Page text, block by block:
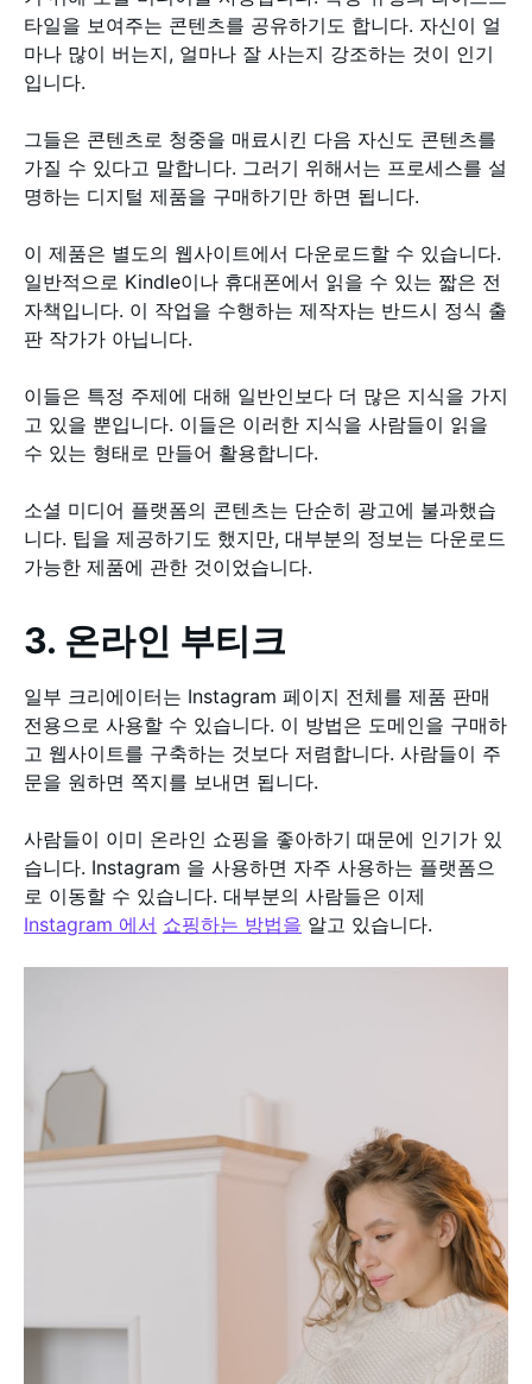
타일을 보여주는 콘텐츠를 공유하기도 합니다. 자신이 얼
마나 많이 버는지, 얼마나 잘 사는지 강조하는 것이 인기
입니다.
그들은 콘텐츠로 청중을 매료시킨 다음 자신도 콘텐츠를
가질 수 있다고 말합니다. 그러기 위해서는 프로세스를 설
명하는 디지털 제품을 구매하기만 하면 됩니다.
이 제품은 별도의 웹사이트에서 다운로드할 수 있습니다.
일반적으로 Kindle이나 휴대폰에서 읽을 수 있는 짧은 전
자책입니다. 이 작업을 수행하는 제작자는 반드시 정식 출
판 작가가 아닙니다.
이들은 특정 주제에 대해 일반인보다 더 많은 지식을 가지
고 있을 뿐입니다. 이들은 이러한 지식을 사람들이 읽을
수 있는 형태로 만들어 활용합니다.
소셜 미디어 플랫폼의 콘텐츠는 단순히 광고에 불과했습
니다. 팁을 제공하기도 했지만, 대부분의 정보는 다운로드
가능한 제품에 관한 것이었습니다.
3. 온라인 부티크
일부 크리에이터는 Instagram 페이지 전체를 제품 판매
전용으로 사용할 수 있습니다. 이 방법은 도메인을 구매하
고 웹사이트를 구축하는 것보다 저렴합니다. 사람들이 주
문을 원하면 쪽지를 보내면 됩니다.
사람들이 이미 온라인 쇼핑을 좋아하기 때문에 인기가 있
습니다. Instagram 을 사용하면 자주 사용하는 플랫폼으
로 이동할 수 있습니다. 대부분의 사람들은 이제
Instagram 에서 쇼핑하는 방법을 알고 있습니다.